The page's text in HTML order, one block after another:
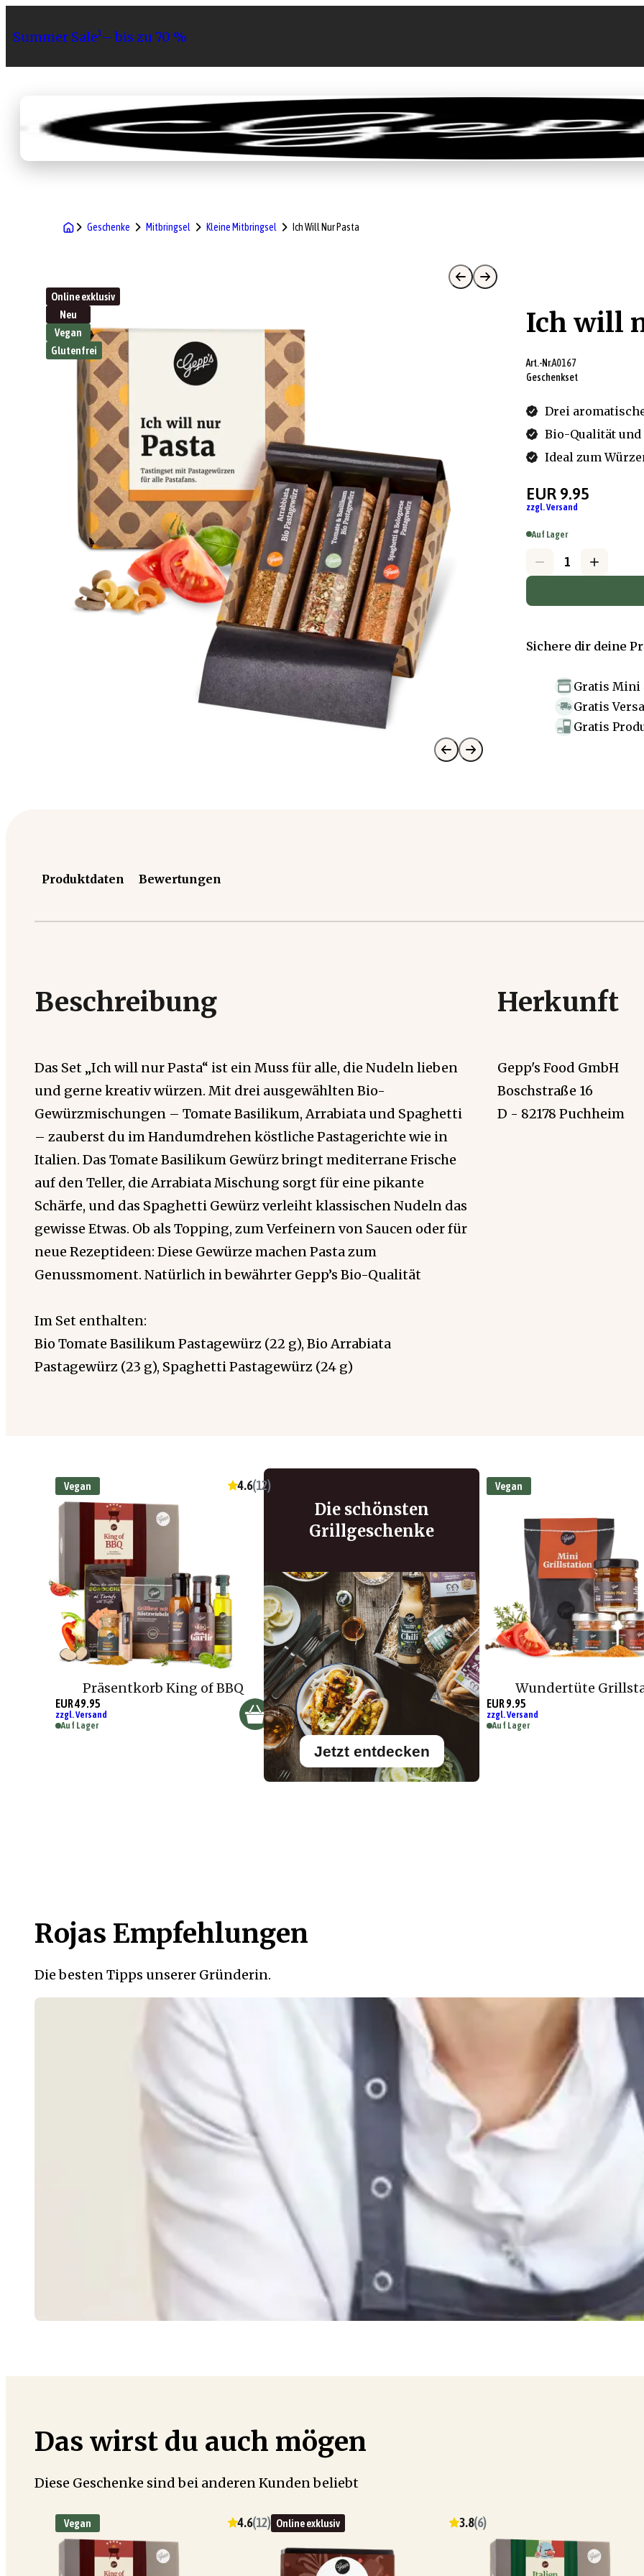
Summer Sale¹– bis zu 70 %
Sortiment Geschenke GrillenFeinkost-Abo Firmenkunden Sale
Geschenke Mitbringsel Kleine Mitbringsel Ich Will Nur Pasta
Online exklusiv
Neu
Vegan
Glutenfrei
Ich will
Art.-Nr.A0167
Geschenkset
Drei
Bio-Qualität und
Ideal zum
EUR 9.95
zzgl. Versand
Auf Lager
Sichere dir deine
Gratis Mini
Gratis
Gratis
Produktdaten Bewertungen
Beschreibung
Das Set „Ich will nur Pasta“ ist ein Muss für alle, die Nudeln lieben
und gerne kreativ würzen. Mit drei ausgewählten Bio-
Gewürzmischungen – Tomate Basilikum, Arrabiata und Spaghetti
– zauberst du im Handumdrehen köstliche Pastagerichte wie in
Italien. Das Tomate Basilikum Gewürz bringt mediterrane Frische
auf den Teller, die Arrabiata Mischung sorgt für eine pikante
Schärfe, und das Spaghetti Gewürz verleiht klassischen Nudeln das
gewisse Etwas. Ob als Topping, zum Verfeinern von Saucen oder für
neue Rezeptideen: Diese Gewürze machen Pasta zum
Genussmoment. Natürlich in bewährter Gepp’s Bio-Qualität
Im Set enthalten:
Bio Tomate Basilikum Pastagewürz (22 g), Bio Arrabiata
Pastagewürz (23 g), Spaghetti Pastagewürz (24 g)
Herkunft
Gepp's Food GmbH
Boschstraße 16
D - 82178 Puchheim
Vegan 4.6(12)
Präsentkorb King of BBQ
EUR 49.95
zzgl. Versand
Auf Lager
Die schönsten
Grillgeschenke
Jetzt entdecken
Vegan
Wundertüte
EUR 9.95
zzgl. Versand
Auf Lager
Rojas Empfehlungen
Die besten Tipps unserer Gründerin.
Das wirst du auch mögen
Diese Geschenke sind bei anderen Kunden beliebt
Vegan 4.6(12) Online exklusiv 3.8(6)